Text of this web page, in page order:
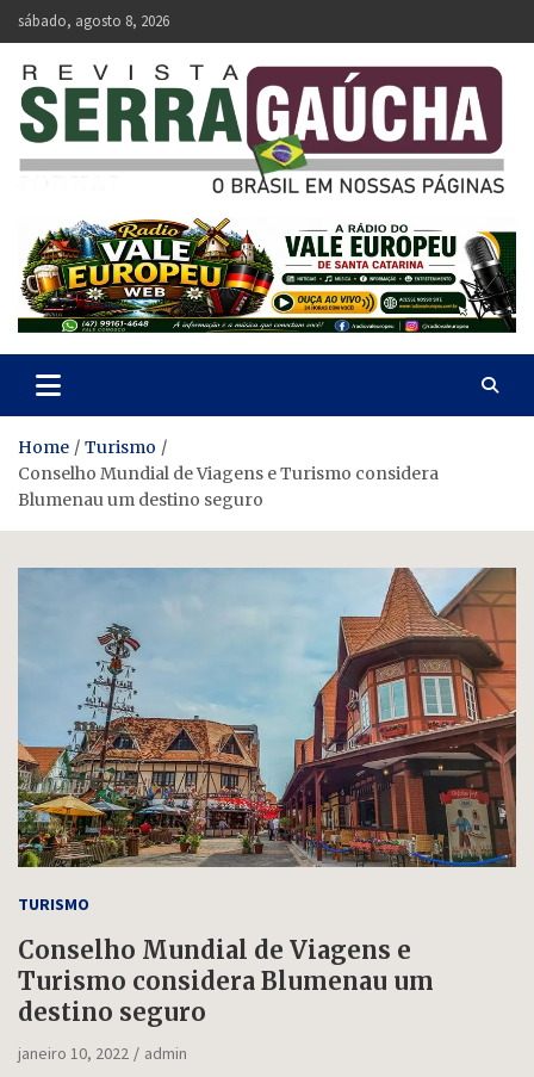
Skip
to
content
sábado, agosto 8, 2026
Revista Serra Gaúcha
Home
Turismo
Conselho Mundial de Viagens e Turismo considera
Blumenau um destino seguro
TURISMO
Conselho Mundial de Viagens e
Turismo considera Blumenau um
destino seguro
janeiro 10, 2022 admin